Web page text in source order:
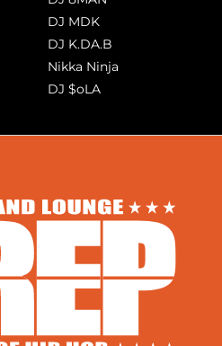
DJ MDK
DJ K.DA.B
Nikka Ninja
DJ $oLA